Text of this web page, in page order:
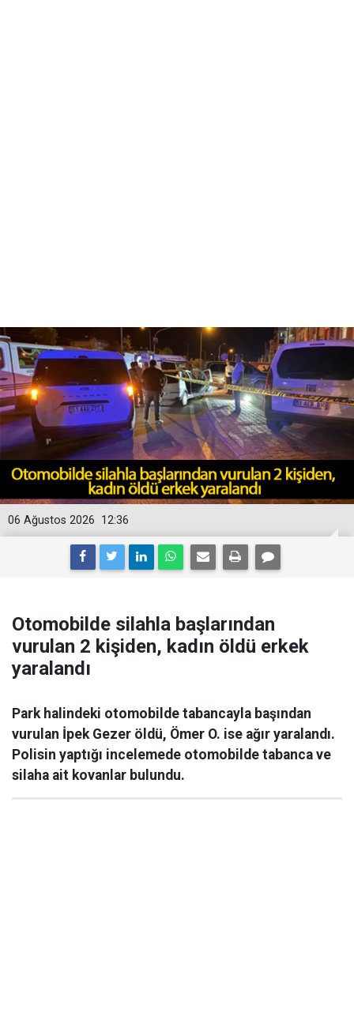
12:36
06 Ağustos 2026
Otomobilde silahla başlarından
vurulan 2 kişiden, kadın öldü erkek
yaralandı
Park halindeki otomobilde tabancayla başından
vurulan İpek Gezer öldü, Ömer O. ise ağır yaralandı.
Polisin yaptığı incelemede otomobilde tabanca ve
silaha ait kovanlar bulundu.